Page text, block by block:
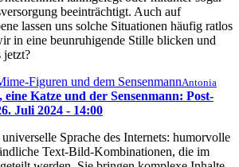
beeinträchtigt. Auch auf
lassen uns solche Situationen häufig ratlos
in eine beunruhigende Stille blicken und
jetzt?
Antonia
eine Katze und der Sensenmann: Post-
Juli 2024 - 14:00
Sprache des Internets: humorvolle
Text-Bild-Kombinationen, die im